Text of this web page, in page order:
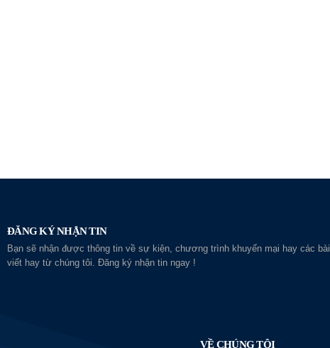
ĐĂNG KÝ NHẬN TIN
Bạn sẽ nhận được thông tin về sự kiện, chương trình khuyến mại hay các bài
viết hay từ chúng tôi. Đăng ký nhận tin ngay !
VỀ CHÚNG TÔI